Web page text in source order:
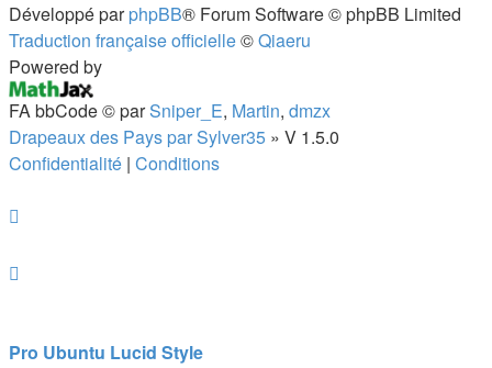
(S’ouvre
dans
un
nouvel
onglet)
Développé parphpBB® Forum Software © phpBB Limited
Traduction française officielle©Qiaeru
Powered by
FA bbCode ©parSniper_E, Martin, dmzx
Drapeaux des Pays par Sylver35 » V 1.5.0
Confidentialité | Conditions
Pro Ubuntu Lucid Style